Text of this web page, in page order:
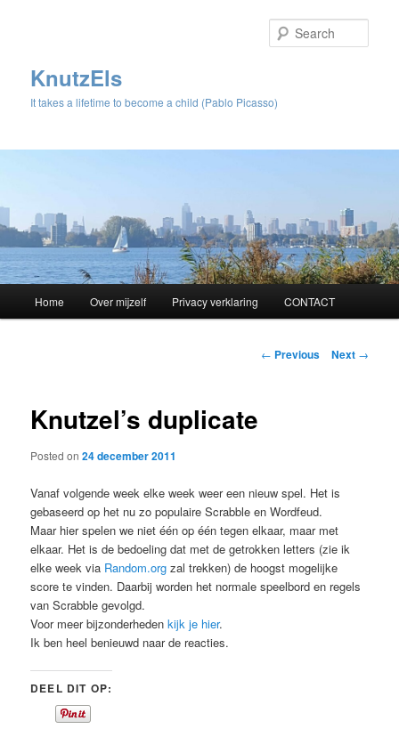
KnutzEls
It takes a lifetime to become a child (Pablo Picasso)
Skip
content
Home Over mijzelf Privacy verklaring CONTACT
Post
← Previous Next →
Knutzel’s duplicate
Posted on24 december 2011
Vanaf volgende week elke week weer een nieuw spel. Het is
gebaseerd op het nu zo populaire Scrabble en Wordfeud.
Maar hier spelen we niet één op één tegen elkaar, maar met
elkaar. Het is de bedoeling dat met de getrokken letters (zie ik
elke week via Random.org zal trekken) de hoogst mogelijke
score te vinden. Daarbij worden het normale speelbord en regels
van Scrabble gevolgd.
Voor meer bijzonderhedenkijk je hier.
Ik ben heel benieuwd naar de reacties.
DEEL DIT OP: